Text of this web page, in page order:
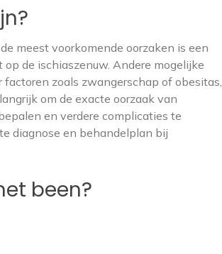
meest voorkomende oorzaken is een
de ischiaszenuw. Andere mogelijke
zoals zwangerschap of obesitas,
om de exacte oorzaak van
en verdere complicaties te
diagnose en behandelplan bij
been?